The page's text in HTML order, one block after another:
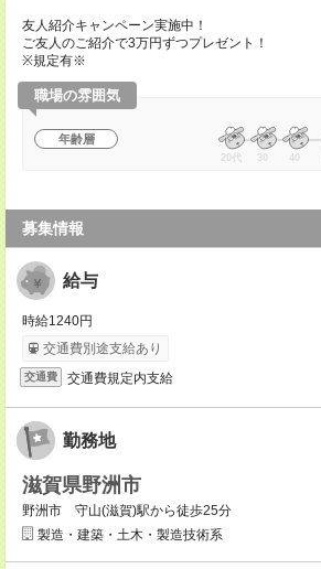
友人紹介キャンペーン実施中！
ご友人のご紹介で3万円ずつプレゼント！
※規定有※
職場の雰囲気
年齢層
20代 30 40
募集情報
給与
時給1240円
交通費別途支給あり
交通費 交通費規定内支給
勤務地
滋賀県野洲市
野洲市 守山(滋賀)駅から徒歩25分
製造・建築・土木・製造技術系